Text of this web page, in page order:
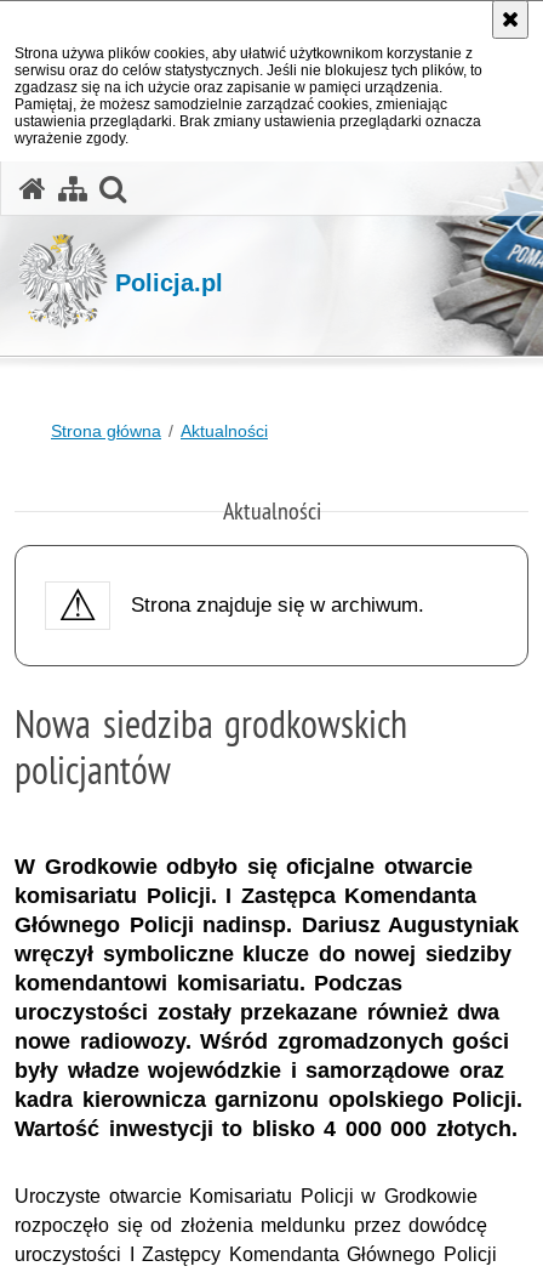
Strona używa plików cookies, aby ułatwić użytkownikom korzystanie z
serwisu oraz do celów statystycznych. Jeśli nie blokujesz tych plików, to
zgadzasz się na ich użycie oraz zapisanie w pamięci urządzenia.
Pamiętaj, że możesz samodzielnie zarządzać cookies, zmieniając
ustawienia przeglądarki. Brak zmiany ustawienia przeglądarki oznacza
wyrażenie zgody.
Policja.pl
Strona główna Aktualności
Aktualności
Strona znajduje się w archiwum.
Nowa siedziba grodkowskich
policjantów
W Grodkowie odbyło się oficjalne otwarcie
komisariatu Policji. I Zastępca Komendanta
Głównego Policji nadinsp. Dariusz Augustyniak
wręczył symboliczne klucze do nowej siedziby
komendantowi komisariatu. Podczas
uroczystości zostały przekazane również dwa
nowe radiowozy. Wśród zgromadzonych gości
były władze wojewódzkie i samorządowe oraz
kadra kierownicza garnizonu opolskiego Policji.
Wartość inwestycji to blisko 4 000 000 złotych.
Uroczyste otwarcie Komisariatu Policji w Grodkowie
rozpoczęło się od złożenia meldunku przez dowódcę
uroczystości I Zastępcy Komendanta Głównego Policji